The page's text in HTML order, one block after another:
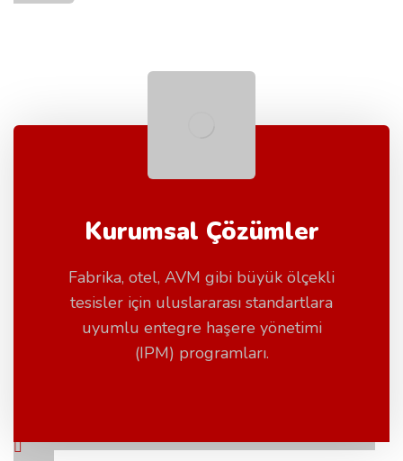
Kurumsal Çözümler
Fabrika, otel, AVM gibi büyük ölçekli
tesisler için uluslararası standartlara
uyumlu entegre haşere yönetimi
(IPM) programları.